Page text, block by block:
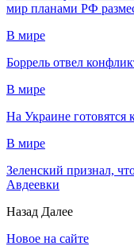
мир планами РФ
В мире
Боррель отвел
В мире
На Украине
В мире
Зеленский признал,
Авдеевки
Назад Далее
Новое на сайте